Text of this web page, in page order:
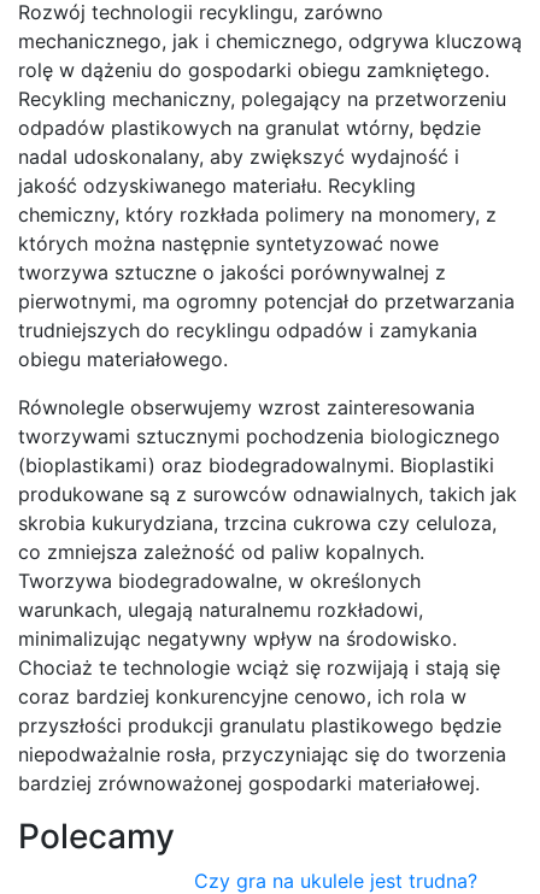
Rozwój technologii recyklingu, zarówno
mechanicznego, jak i chemicznego, odgrywa kluczową
rolę w dążeniu do gospodarki obiegu zamkniętego.
Recykling mechaniczny, polegający na przetworzeniu
odpadów plastikowych na granulat wtórny, będzie
nadal udoskonalany, aby zwiększyć wydajność i
jakość odzyskiwanego materiału. Recykling
chemiczny, który rozkłada polimery na monomery, z
których można następnie syntetyzować nowe
tworzywa sztuczne o jakości porównywalnej z
pierwotnymi, ma ogromny potencjał do przetwarzania
trudniejszych do recyklingu odpadów i zamykania
obiegu materiałowego.
Równolegle obserwujemy wzrost zainteresowania
tworzywami sztucznymi pochodzenia biologicznego
(bioplastikami) oraz biodegradowalnymi. Bioplastiki
produkowane są z surowców odnawialnych, takich jak
skrobia kukurydziana, trzcina cukrowa czy celuloza,
co zmniejsza zależność od paliw kopalnych.
Tworzywa biodegradowalne, w określonych
warunkach, ulegają naturalnemu rozkładowi,
minimalizując negatywny wpływ na środowisko.
Chociaż te technologie wciąż się rozwijają i stają się
coraz bardziej konkurencyjne cenowo, ich rola w
przyszłości produkcji granulatu plastikowego będzie
niepodważalnie rosła, przyczyniając się do tworzenia
bardziej zrównoważonej gospodarki materiałowej.
Polecamy
Czy gra na ukulele jest trudna?